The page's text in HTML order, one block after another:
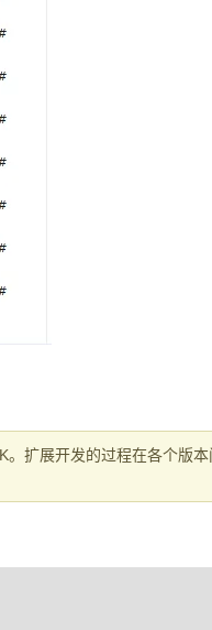
。扩展开发的过程在各个版本